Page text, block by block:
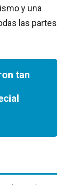
y una
las partes
tan